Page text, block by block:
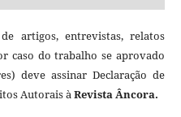
artigos, entrevistas, relatos
caso do trabalho se aprovado
deve assinar Declaração de
Autorais à Revista Âncora.